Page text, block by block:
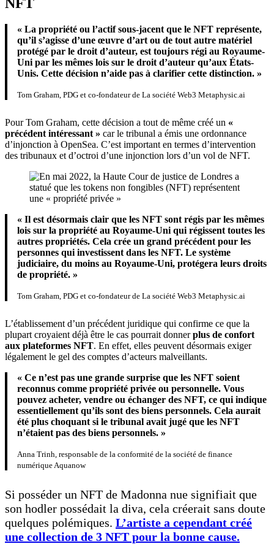
« La propriété ou l’actif sous-jacent que le NFT représente,
qu’il s’agisse d’une œuvre d’art ou de tout autre matériel
protégé par le droit d’auteur, est toujours régi au Royaume-
Uni par les mêmes lois sur le droit d’auteur qu’aux États-
Unis. Cette décision n’aide pas à clarifier cette distinction. »
Tom Graham, PDG et co-fondateur de La société Web3 Metaphysic.ai
Pour Tom Graham, cette décision a tout de même créé un «
précédent intéressant » car le tribunal a émis une ordonnance
d’injonction à OpenSea. C’est important en termes d’intervention
des tribunaux et d’octroi d’une injonction lors d’un vol de NFT.
« Il est désormais clair que les NFT sont régis par les mêmes
lois sur la propriété au Royaume-Uni qui régissent toutes les
autres propriétés. Cela crée un grand précédent pour les
personnes qui investissent dans les NFT. Le système
judiciaire, du moins au Royaume-Uni, protégera leurs droits
de propriété. »
Tom Graham, PDG et co-fondateur de La société Web3 Metaphysic.ai
L’établissement d’un précédent juridique qui confirme ce que la
plupart croyaient déjà être le cas pourrait donnerplus de confort
aux plateformes NFT. En effet, elles peuvent désormais exiger
légalement le gel des comptes d’acteurs malveillants.
« Ce n’est pas une grande surprise que les NFT soient
reconnus comme propriété privée ou personnelle. Vous
pouvez acheter, vendre ou échanger des NFT, ce qui indique
essentiellement qu’ils sont des biens personnels. Cela aurait
été plus choquant si le tribunal avait jugé que les NFT
n’étaient pas des biens personnels. »
Anna Trinh, responsable de la conformité de la société de finance
numérique Aquanow
Si posséder un NFT de Madonna nue signifiait que
son hodler possédait la diva, cela créerait sans doute
quelques polémiques. L’artiste a cependant créé
une collection de 3 NFT pour la bonne cause.